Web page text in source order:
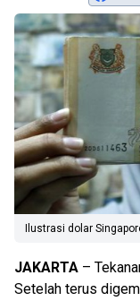
Ilustrasi dolar
JAKARTA –
Setelah terus